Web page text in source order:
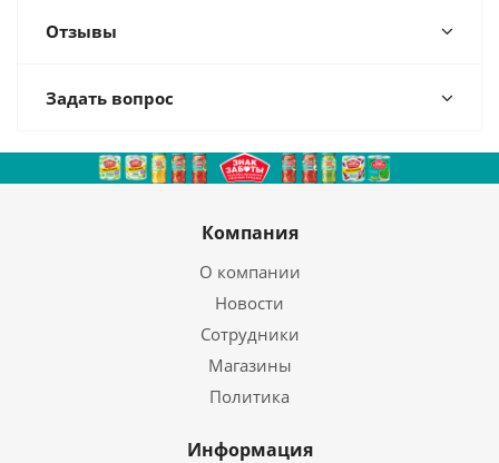
Отзывы
Задать вопрос
Компания
О компании
Новости
Сотрудники
Магазины
Политика
Информация